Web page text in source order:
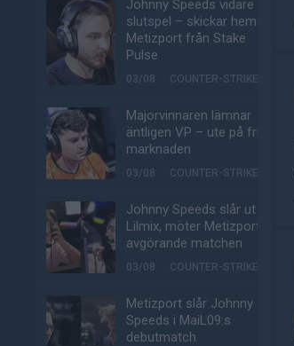
Johnny Speeds vidare till
slutspel – skickar hem
Metizport från Stake
Pulse
03/08 COUNTER-STRIKE
Majorvinnaren lämnar
äntligen VP – ute på fria
marknaden
03/08 COUNTER-STRIKE
Johnny Speeds slår ut
Lilmix, möter Metizport i
avgörande matchen
03/08 COUNTER-STRIKE
Metizport slår Johnny
Speeds i MaiL09:s
debutmatch